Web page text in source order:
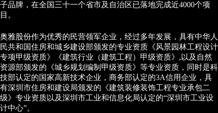
子品牌，在全国三十一个省市及自治区已落地完成近4000个项
目。
奥雅股份作为优秀的民营领军企业，经过多年发展，具有中华人
民共和国住房和城乡建设部颁发的专业资质《风景园林工程设计
专项甲级资质》《建筑行业（建筑工程）甲级资质》,以及自然
资源部颁发的《城乡规划编制甲级资质》等专业资质，同时是科
技部认定的国家高新技术企业，商务部认定的3A信用企业，具
有深圳市住房和建设局颁发的《建筑装修装饰工程专业承包二
级》专业资质以及深圳市工业和信息化局认定的“深圳市工业设
计中心”。